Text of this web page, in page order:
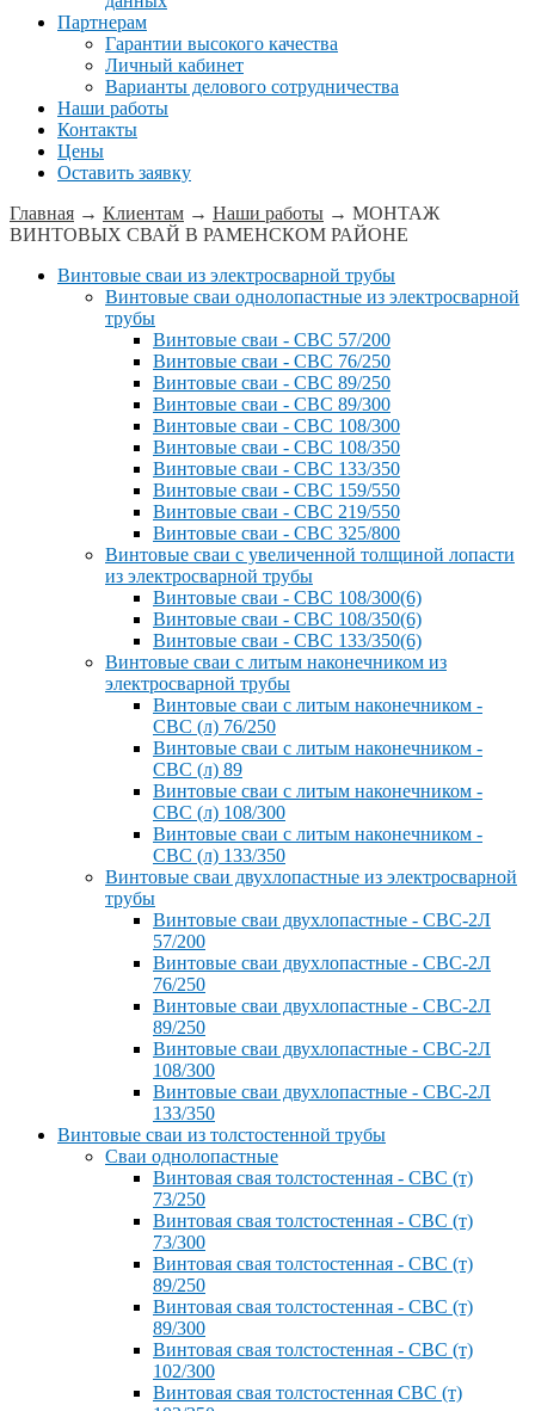
Партнерам
Гарантии высокого качества
Личный кабинет
Варианты делового сотрудничества
Наши работы
Контакты
Цены
Оставить заявку
Главная → Клиентам → Наши работы → МОНТАЖ
ВИНТОВЫХ СВАЙ В РАМЕНСКОМ РАЙОНЕ
Винтовые сваи из электросварной трубы
Винтовые сваи однолопастные из электросварной
трубы
Винтовые сваи - СВС 57/200
Винтовые сваи - СВС 76/250
Винтовые сваи - СВС 89/250
Винтовые сваи - СВС 89/300
Винтовые сваи - СВС 108/300
Винтовые сваи - СВС 108/350
Винтовые сваи - СВС 133/350
Винтовые сваи - СВС 159/550
Винтовые сваи - СВС 219/550
Винтовые сваи - СВС 325/800
Винтовые сваи с увеличенной толщиной лопасти
из электросварной трубы
Винтовые сваи - СВС 108/300(6)
Винтовые сваи - СВС 108/350(6)
Винтовые сваи - СВС 133/350(6)
Винтовые сваи с литым наконечником из
электросварной трубы
Винтовые сваи с литым наконечником -
СВС (л) 76/250
Винтовые сваи с литым наконечником -
СВС (л) 89
Винтовые сваи с литым наконечником -
СВС (л) 108/300
Винтовые сваи с литым наконечником -
СВС (л) 133/350
Винтовые сваи двухлопастные из электросварной
трубы
Винтовые сваи двухлопастные - СВС-2Л
57/200
Винтовые сваи двухлопастные - СВС-2Л
76/250
Винтовые сваи двухлопастные - СВС-2Л
89/250
Винтовые сваи двухлопастные - СВС-2Л
108/300
Винтовые сваи двухлопастные - СВС-2Л
133/350
Винтовые сваи из толстостенной трубы
Сваи однолопастные
Винтовая свая толстостенная - СВС (т)
73/250
Винтовая свая толстостенная - СВС (т)
73/300
Винтовая свая толстостенная - СВС (т)
89/250
Винтовая свая толстостенная - СВС (т)
89/300
Винтовая свая толстостенная - СВС (т)
102/300
Винтовая свая толстостенная СВС (т)